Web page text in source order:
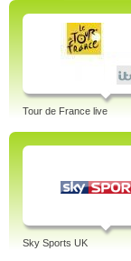
Tour de France live
Sky Sports UK